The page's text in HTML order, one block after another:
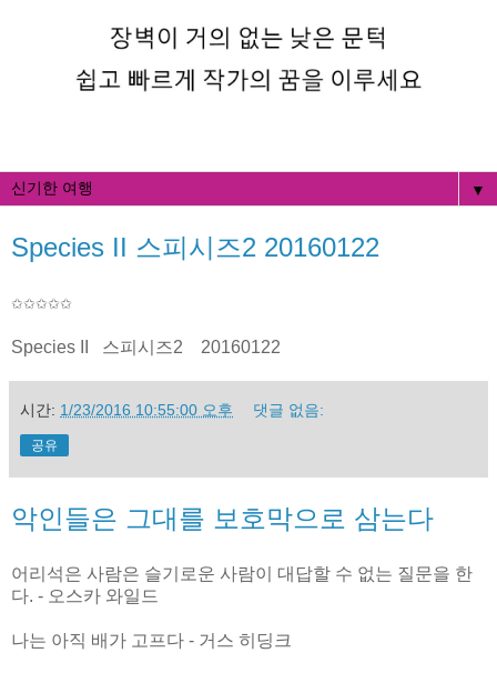
▼
Species II 스피시즈2 20160122
✩✩✩✩✩
Species II 스피시즈2 20160122
시간: 1/23/2016 10:55:00 오후 댓글 없음:
공유
악인들은 그대를 보호막으로 삼는다
어리석은 사람은 슬기로운 사람이 대답할 수 없는 질문을 한
다. - 오스카 와일드
나는 아직 배가 고프다 - 거스 히딩크